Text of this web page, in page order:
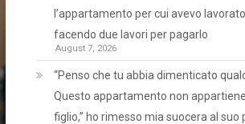
l’appartamento per cui avevo lavorato
facendo due lavori per pagarlo
August 7, 2026
“Penso che tu abbia dimenticato
Questo appartamento non
figlio,” ho rimesso mia suocera al suo